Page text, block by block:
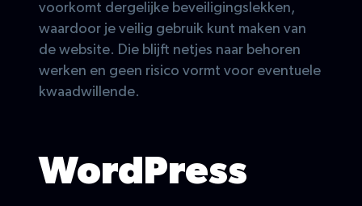
voorkomt dergelijke beveiligingslekken,
waardoor je veilig gebruik kunt maken van
de website. Die blijft netjes naar behoren
werken en geen risico vormt voor eventuele
kwaadwillende.
WordPress